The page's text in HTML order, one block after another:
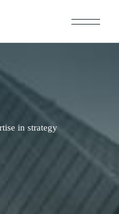
in strategy